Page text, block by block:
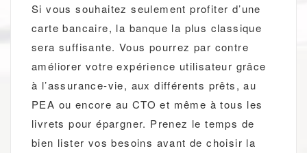
Si vous souhaitez seulement profiter d’une
carte bancaire, la banque la plus classique
sera suffisante. Vous pourrez par contre
améliorer votre expérience utilisateur grâce
à l’assurance-vie, aux différents prêts, au
PEA ou encore au CTO et même à tous les
livrets pour épargner. Prenez le temps de
bien lister vos besoins avant de choisir la